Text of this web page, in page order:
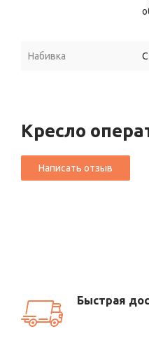
Набивка
Кресло
Быстрая